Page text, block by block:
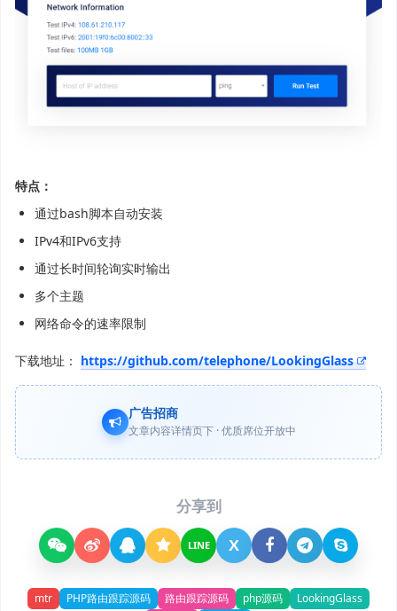
特点：
通过bash脚本自动安装
IPv4和IPv6支持
通过长时间轮询实时输出
多个主题
网络命令的速率限制
下载地址： https://github.com/telephone/LookingGlass
广告招商
文章内容详情页下 · 优质席位开放中
分享到
LINE X
mtr PHP路由跟踪源码 路由跟踪源码 php源码
LookingGlass